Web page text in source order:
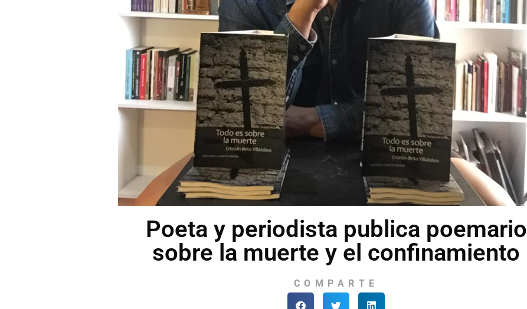
Poeta y periodista publica poemario
sobre la muerte y el confinamiento
COMPARTE